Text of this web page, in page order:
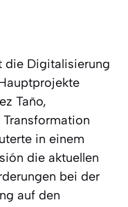
die Digitalisierung
Taño,
in einem
die aktuellen
bei der
auf den